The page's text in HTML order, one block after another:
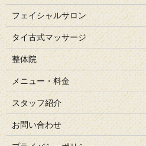
フェイシャルサロン
タイ古式マッサージ
整体院
メニュー・料金
スタッフ紹介
お問い合わせ